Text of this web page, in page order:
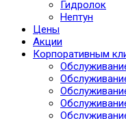
Гидролок
Нептун
Цены
Акции
Корпоративным